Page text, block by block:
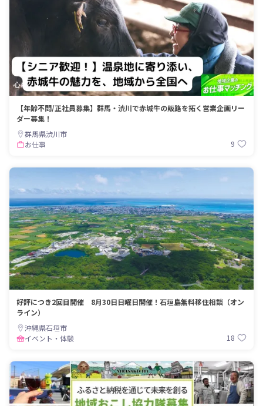
【年齢不問/正社員募集】群馬・渋川で赤城牛の販路を拓く営業企画リー
ダー募集！
群馬県渋川市
お仕事
9
好評につき2回目開催 8月30日日曜日開催！石垣島無料移住相談（オン
ライン）
沖縄県石垣市
イベント・体験
18